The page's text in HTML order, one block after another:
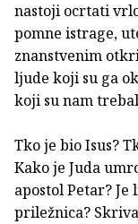
nastoji ocrtati
pomne istrage,
znanstvenim
ljude koji su ga
koji su nam
Tko je bio Isus?
Kako je Juda
apostol Petar?
priležnica?